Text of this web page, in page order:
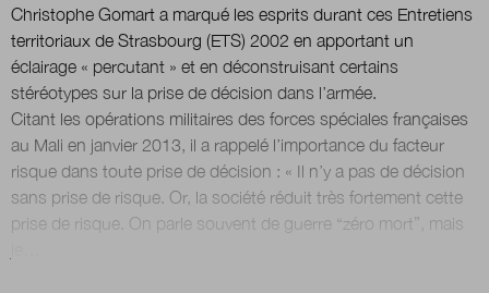
Christophe Gomart a marqué les esprits durant ces Entretiens
territoriaux de Strasbourg (ETS) 2002 en apportant un
éclairage « percutant » et en déconstruisant certains
stéréotypes sur la prise de décision dans l’armée.
Citant les opérations militaires des forces spéciales françaises
au Mali en janvier 2013, il a rappelé l’importance du facteur
risque dans toute prise de décision : « Il n’y a pas de décision
sans prise de risque. Or, la société réduit très fortement cette
prise de risque. On parle souvent de guerre “zéro mort”, mais